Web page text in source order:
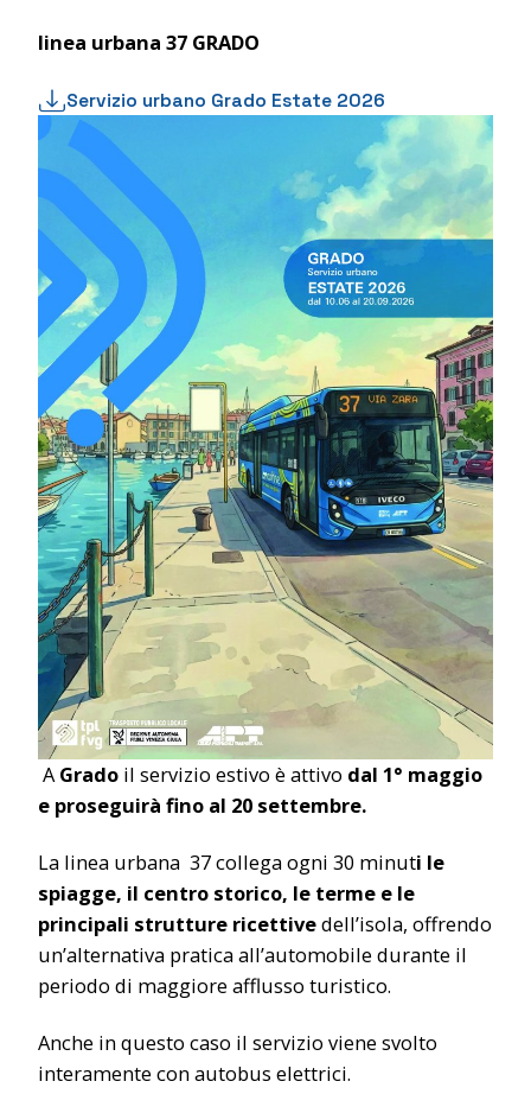
linea urbana 37 GRADO
Servizio urbano Grado Estate 2026
AGrado il servizio estivo è attivo dal 1° maggio
e proseguirà fino al 20 settembre.
La linea urbana 37 collega ogni 30 minuti le
spiagge, il centro storico, le terme e le
principali strutture ricettivedell’isola, offrendo
un’alternativa pratica all’automobile durante il
periodo di maggiore afflusso turistico.
Anche in questo caso il servizio viene svolto
interamente con autobus elettrici.